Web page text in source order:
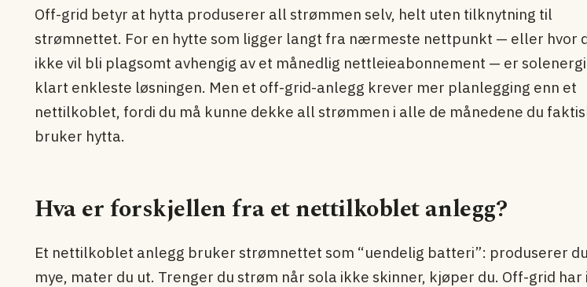
Off-grid betyr at hytta produserer all strømmen selv, helt uten tilknytning til
strømnettet. For en hytte som ligger langt fra nærmeste nettpunkt — eller hvor
ikke vil bli plagsomt avhengig av et månedlig nettleieabonnement — er
klart enkleste løsningen. Men et off-grid-anlegg krever mer planlegging enn et
nettilkoblet, fordi du må kunne dekke all strømmen i alle de månedene du
bruker hytta.
Hva er forskjellen fra et nettilkoblet anlegg?
Et nettilkoblet anlegg bruker strømnettet som “uendelig batteri”: produserer
mye, mater du ut. Trenger du strøm når sola ikke skinner, kjøper du. Off-grid har